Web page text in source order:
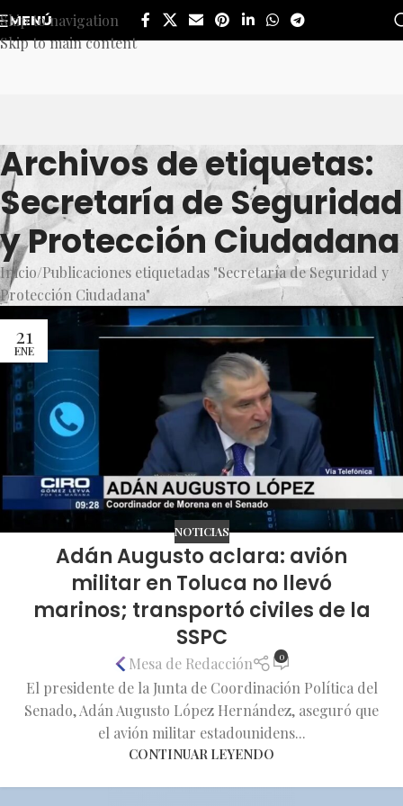
Skip to navigation
Skip to main content
MENÚ
Archivos de etiquetas:
Secretaría de Seguridad
y Protección Ciudadana
Inicio Publicaciones etiquetadas "Secretaría de Seguridad y
Protección Ciudadana"
21
ENE
NOTICIAS
Adán Augusto aclara: avión
militar en Toluca no llevó
marinos; transportó civiles de la
SSPC
Mesa de Redacción 0
El presidente de la Junta de Coordinación Política del
Senado, Adán Augusto López Hernández, aseguró que
el avión militar estadounidens...
CONTINUAR LEYENDO